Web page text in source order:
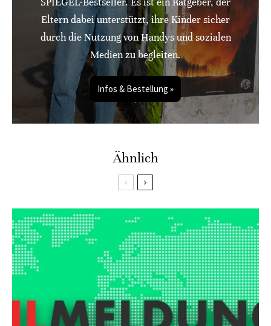
Eltern dabei unterstützt, ihre Kinder sicher
durch die Nutzung von Handys und sozialen
Medien zu begleiten.
Infos & Bestellung »
Ähnlich